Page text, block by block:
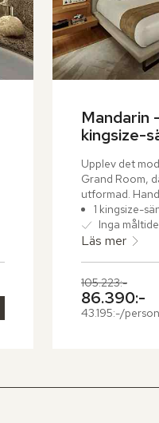
Mandarin
kingsize-
Upplev det
Grand Room,
utformad.
japanska tyger
japanska
inspirerad av
1 kingsize-
Inga
Läs mer
Tidigare pris,
105.223:-
86.390:-
43.195:-/person